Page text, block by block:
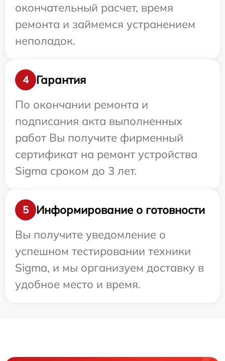
окончательный расчет, время
ремонта и займемся устранением
неполадок.
4
Гарантия
По окончании ремонта и
подписания акта выполненных
работ Вы получите фирменный
сертификат на ремонт устройства
Sigma сроком до 3 лет.
5
Информирование о готовности
Вы получите уведомление о
успешном тестировании техники
Sigma, и мы организуем доставку в
удобное место и время.